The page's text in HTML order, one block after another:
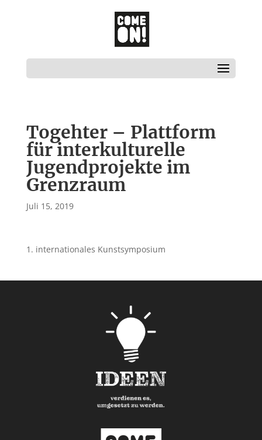
Togehter – Plattform
für interkulturelle
Jugendprojekte im
Grenzraum
Juli 15, 2019
1. internationales Kunstsymposium